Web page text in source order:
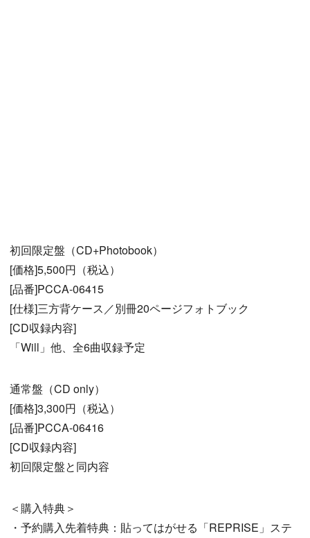
初回限定盤（CD+Photobook）
[価格]5,500円（税込）
[品番]PCCA-06415
[仕様]三方背ケース／別冊20ページフォトブック
[CD収録内容]
「Will」他、全6曲収録予定
通常盤（CD only）
[価格]3,300円（税込）
[品番]PCCA-06416
[CD収録内容]
初回限定盤と同内容
＜購入特典＞
・予約購入先着特典：貼ってはがせる「REPRISE」ステ